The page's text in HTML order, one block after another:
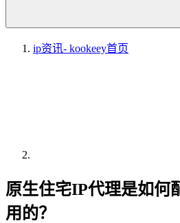
ip资讯- kookeey首页
原生住宅IP代理是如何
用的？